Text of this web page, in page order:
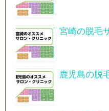
宮崎の脱毛
鹿児島の脱